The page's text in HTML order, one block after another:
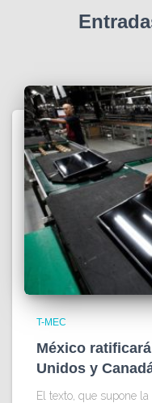
T-MEC
México
Unidos y
El texto, que supone